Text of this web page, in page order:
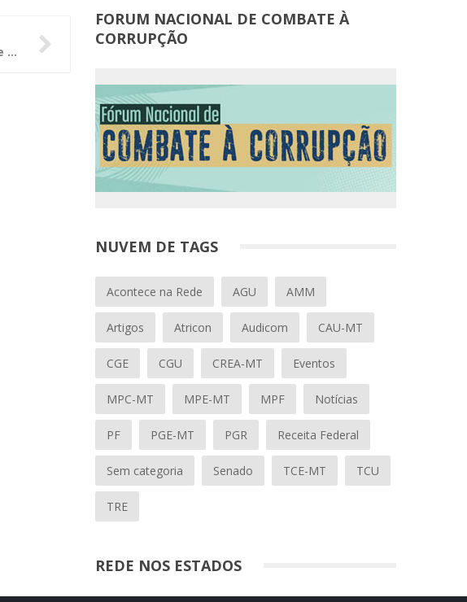
Presidente do TCE-MT palestra sobre desafios do gestor público em evento do CFA
FORUM NACIONAL DE COMBATE À
CORRUPÇÃO
NUVEM DE TAGS
Acontece na Rede AGU AMM
Artigos Atricon Audicom CAU-MT
CGE CGU CREA-MT Eventos
MPC-MT MPE-MT MPF Notícias
PF PGE-MT PGR Receita Federal
Sem categoria Senado TCE-MT TCU
TRE
REDE NOS ESTADOS